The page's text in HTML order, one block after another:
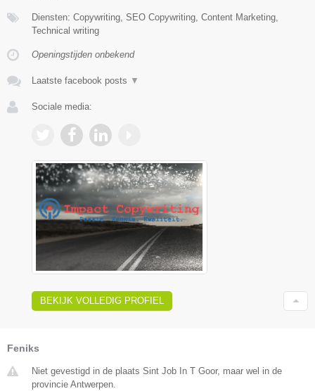
Diensten: Copywriting, SEO Copywriting, Content Marketing,
Technical writing
Openingstijden onbekend
Laatste facebook posts ▼
Sociale media:
BEKIJK VOLLEDIG PROFIEL
Feniks
Niet gevestigd in de plaats Sint Job In T Goor, maar wel in de
provincie Antwerpen.